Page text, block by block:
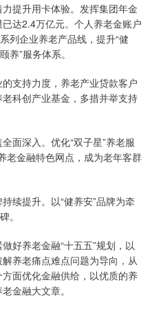
提升用卡体验。发挥集团年金
达2.4万亿元。个人养老金账户
列企业养老产品线，提升“健
养”服务体系。
支持力度，养老产业贷款客户
科创产业基金，多措并举支持
深入。优化“双子星”养老服
老金融特色网点，成为老年客群
提升。以“健养安”品牌为牵
。
养老金融“十五五”规划，以
养老痛点难点问题为导向，从
面优化金融供给，以优质的养
金融大文章。